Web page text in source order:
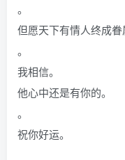
。
但愿天下有情人终成眷
。
我相信。
他心中还是有你的。
。
祝你好运。